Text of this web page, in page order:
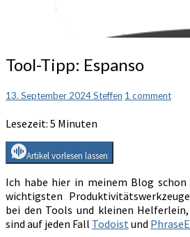
Tool-
Tipp:
Tool-Tipp: Espanso
13. September 2024Steffen Comments
1 comment
Lesezeit: 5 Minuten
Artikel vorlesen lassen
Ich habe hier in meinem Blog
wichtigsten
bei den Tools und kleinen
sind auf jeden Fall Todoistund